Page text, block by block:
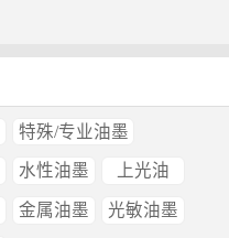
特殊/专业油墨
水性油墨 上光油
金属油墨 光敏油墨